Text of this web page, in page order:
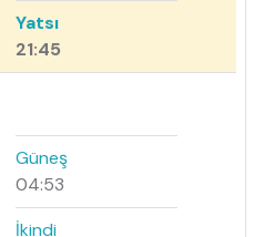
Yatsı
21:45
Güneş
04:53
İkindi